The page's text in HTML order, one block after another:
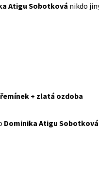
Atigu Sobotková nikdo
+ zlatá ozdoba
Dominika Atigu Sobotková